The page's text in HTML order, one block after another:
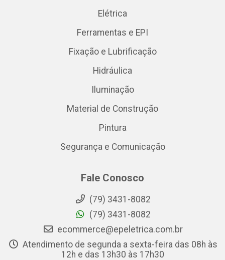
Elétrica
Ferramentas e EPI
Fixação e Lubrificação
Hidráulica
Iluminação
Material de Construção
Pintura
Segurança e Comunicação
Fale Conosco
(79) 3431-8082
(79) 3431-8082
ecommerce@epeletrica.com.br
Atendimento de segunda a sexta-feira das 08h às
12h e das 13h30 às 17h30